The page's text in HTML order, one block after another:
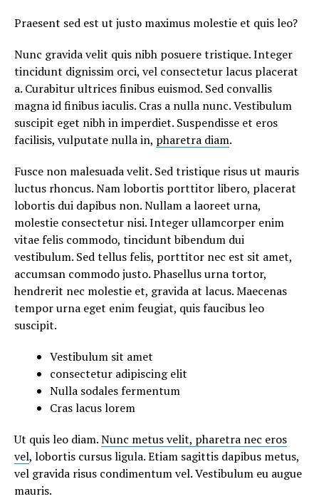
Praesent sed est ut justo maximus molestie et quis leo?
Nunc gravida velit quis nibh posuere tristique. Integer
tincidunt dignissim orci, vel consectetur lacus placerat
a. Curabitur ultrices finibus euismod. Sed convallis
magna id finibus iaculis. Cras a nulla nunc. Vestibulum
suscipit eget nibh in imperdiet. Suspendisse et eros
facilisis, vulputate nulla in, pharetra diam.
Fusce non malesuada velit. Sed tristique risus ut mauris
luctus rhoncus. Nam lobortis porttitor libero, placerat
lobortis dui dapibus non. Nullam a laoreet urna,
molestie consectetur nisi. Integer ullamcorper enim
vitae felis commodo, tincidunt bibendum dui
vestibulum. Sed tellus felis, porttitor nec est sit amet,
accumsan commodo justo. Phasellus urna tortor,
hendrerit nec molestie et, gravida at lacus. Maecenas
tempor urna eget enim feugiat, quis faucibus leo
suscipit.
Vestibulum sit amet
consectetur adipiscing elit
Nulla sodales fermentum
Cras lacus lorem
Ut quis leo diam.Nunc metus velit, pharetra nec eros
vel, lobortis cursus ligula. Etiam sagittis dapibus metus,
vel gravida risus condimentum vel. Vestibulum eu augue
mauris.